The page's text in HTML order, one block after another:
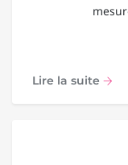
Lire la suite